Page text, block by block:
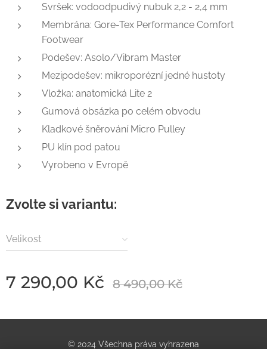
Svršek: vodoodpudivý nubuk 2,2 - 2,4 mm
Membrána: Gore-Tex Performance Comfort
Footwear
Podešev: Asolo/Vibram Master
Mezipodešev: mikroporézní jedné hustoty
Vložka: anatomická Lite 2
Gumová obsázka po celém obvodu
Kladkové šněrování Micro Pulley
PU klín pod patou
Vyrobeno v Evropě
Zvolte si variantu:
Velikost
7 290,00 Kč 8 490,00Kč
© 2024 Všechna práva vyhrazena